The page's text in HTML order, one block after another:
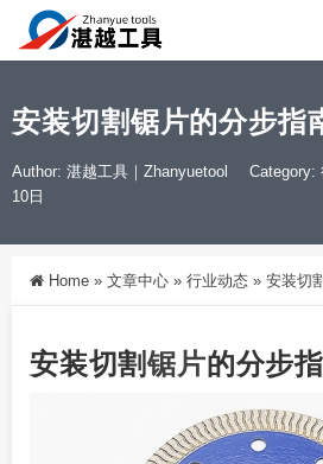
安装切割锯片的分步指
Author: 湛越工具｜Zhanyuetool Category:
10日
Home » 文章中心 » 行业动态 » 安装切
安装切割锯片的分步